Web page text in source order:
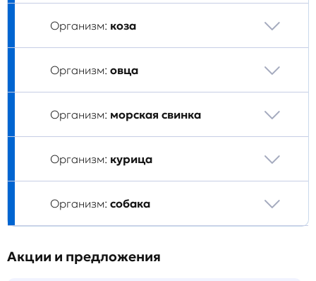
Организм: коза
Организм: овца
Организм: морская свинка
Организм: курица
Организм: собака
Акции и предложения